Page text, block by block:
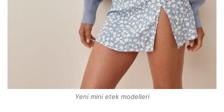
Yeni mini etek modelleri